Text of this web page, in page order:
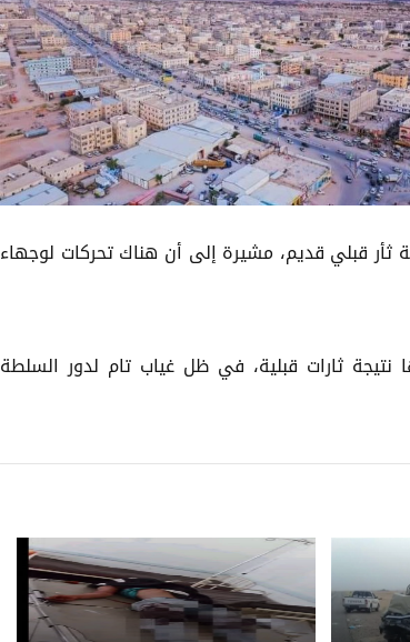
ثأر قبلي قديم، مشيرة إلى أن هناك تحركات لوجهاء
نتيجة ثارات قبلية، في ظل غياب تام لدور السلطة